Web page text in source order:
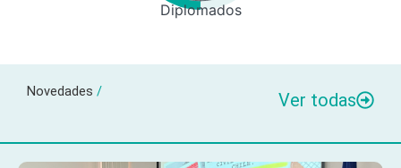
Diplomados
Novedades / Ver todas